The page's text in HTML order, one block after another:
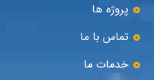
پروژه ها
تماس با ما
خدمات ما